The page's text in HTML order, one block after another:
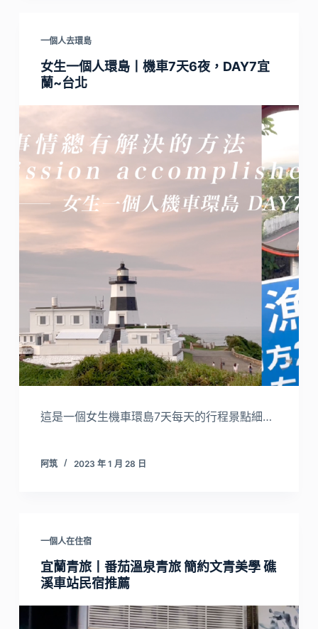
一個人去環島
女生一個人環島丨機車7天6夜，DAY7宜
蘭~台北
這是一個女生機車環島7天每天的行程景點細…
阿筑 2023 年 1 月 28 日
一個人在住宿
宜蘭青旅丨番茄溫泉青旅 簡約文青美學 礁
溪車站民宿推薦